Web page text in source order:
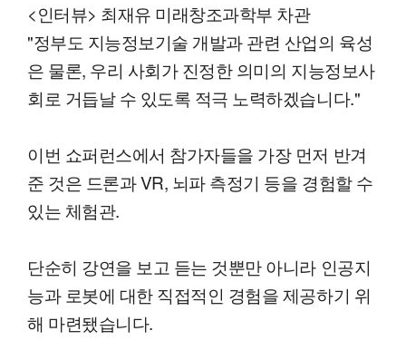
<인터뷰> 최재유 미래창조과학부 차관
"정부도 지능정보기술 개발과 관련 산업의 육성
은 물론, 우리 사회가 진정한 의미의 지능정보사
회로 거듭날 수 있도록 적극 노력하겠습니다."
이번 쇼퍼런스에서 참가자들을 가장 먼저 반겨
준 것은 드론과 VR, 뇌파 측정기 등을 경험할 수
있는 체험관.
단순히 강연을 보고 듣는 것뿐만 아니라 인공지
능과 로봇에 대한 직접적인 경험을 제공하기 위
해 마련됐습니다.